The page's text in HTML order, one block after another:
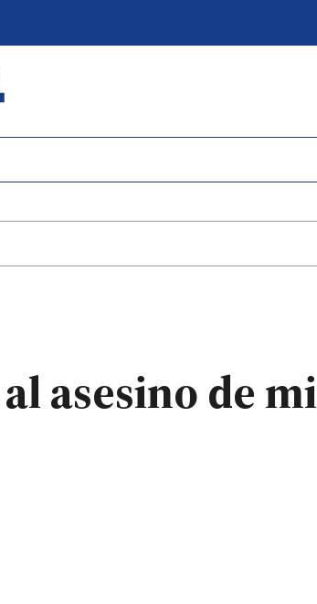
asesino de mi